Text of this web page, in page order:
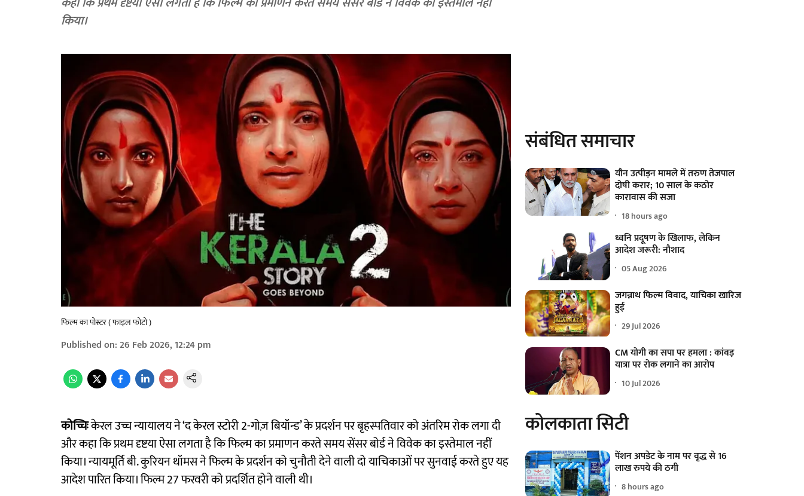
किया।
फिल्म का पोस्टर ( फाइल फोटो )
Published on:26 Feb 2026, 12:24 pm
कोच्चिःकेरल उच्च न्यायालय ने ‘द केरल स्टोरी 2-गोज़ बियॉन्ड’ के प्रदर्शन पर बृहस्पतिवार को अंतरिम रोक लगा दी
और कहा कि प्रथम दृष्टया ऐसा लगता है कि फिल्म का प्रमाणन करते समय सेंसर बोर्ड ने विवेक का इस्तेमाल नहीं
किया। न्यायमूर्ति बी. कुरियन थॉमस ने फिल्म के प्रदर्शन को चुनौती देने वाली दो याचिकाओं पर सुनवाई करते हुए यह
आदेश पारित किया। फिल्म 27 फरवरी को प्रदर्शित होने वाली थी।
संबंधित समाचार
यौन उत्पीड़न मामले में तरुण तेजपाल
दोषी करार; 10 साल के कठोर
कारावास की सजा
18 hours ago
ध्वनि प्रदूषण के खिलाफ, लेकिन
आदेश जरूरी: नौशाद
05 Aug 2026
जगन्नाथ फिल्म विवाद, याचिका खारिज
हुई
29 Jul 2026
CM योगी का सपा पर हमला : कांवड़
यात्रा पर रोक लगाने का आरोप
10 Jul 2026
कोलकाता सिटी
पेंशन अपडेट के नाम पर वृद्ध से 16
लाख रुपये की ठगी
8 hours ago